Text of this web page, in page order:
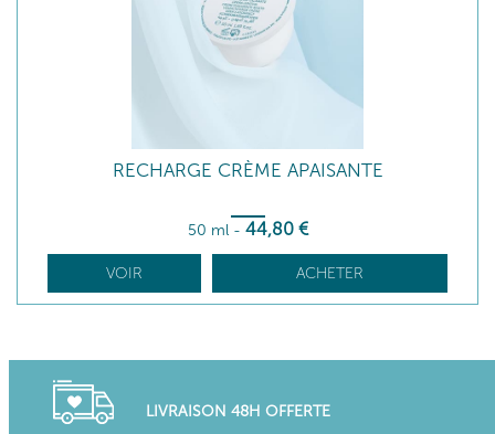
RECHARGE CRÈME APAISANTE
50 ml - 44,80 €
VOIR ACHETER
LIVRAISON 48H OFFERTE